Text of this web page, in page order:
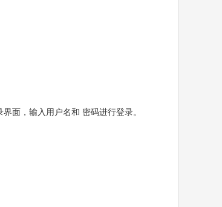
面，输入用户名和 密码进行登录。